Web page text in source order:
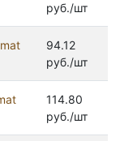
руб./шт
94.12
руб./шт
114.80
руб./шт